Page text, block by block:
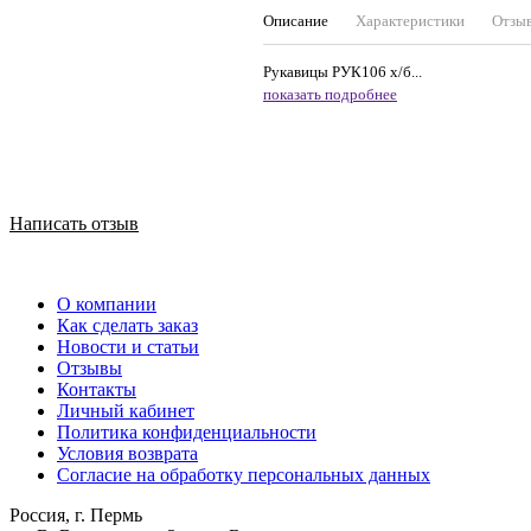
Описание Характеристики
Рукавицы РУК106 х/б...
показать подробнее
Написать отзыв
О компании
Как сделать заказ
Новости и статьи
Отзывы
Контакты
Личный кабинет
Политика конфиденциальности
Условия возврата
Согласие на обработку персональных данных
Россия, г. Пермь